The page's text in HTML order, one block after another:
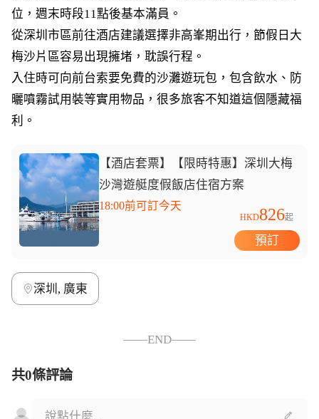
位，週末時段11點後基本滿員。
從深圳市區前往酒店建議選擇非高峯期出行，節假日大
梅沙片區容易出現擁堵，耽誤行程。
入住時可向前台索要免費的沙灘遊玩包，包含飲水、防
曬噴霧試用裝等實用物品，很多旅客不知道這個隱藏福
利。
【酒店套票】【限時特惠】深圳大梅
沙灣遊艇度假飯店住宿方案
18:00前可訂今天
HKD826起
預訂
深圳, 廣東
——END——
共0條評論